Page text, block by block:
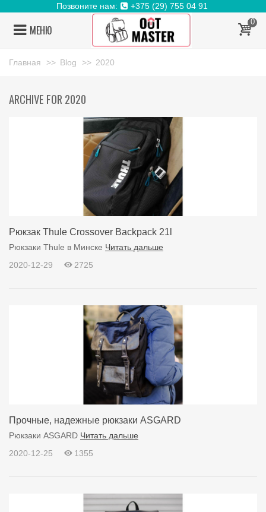
Позвоните нам: +375 (29) 755 04 91
МЕНЮ
0
Главная >> Blog >> 2020
ARCHIVE FOR 2020
Рюкзак Thule Crossover Backpack 21l
Рюкзаки Thule в Минске Читать дальше
2020-12-29
2725
Прочные, надежные рюкзаки ASGARD
Рюкзаки ASGARD Читать дальше
2020-12-25
1355